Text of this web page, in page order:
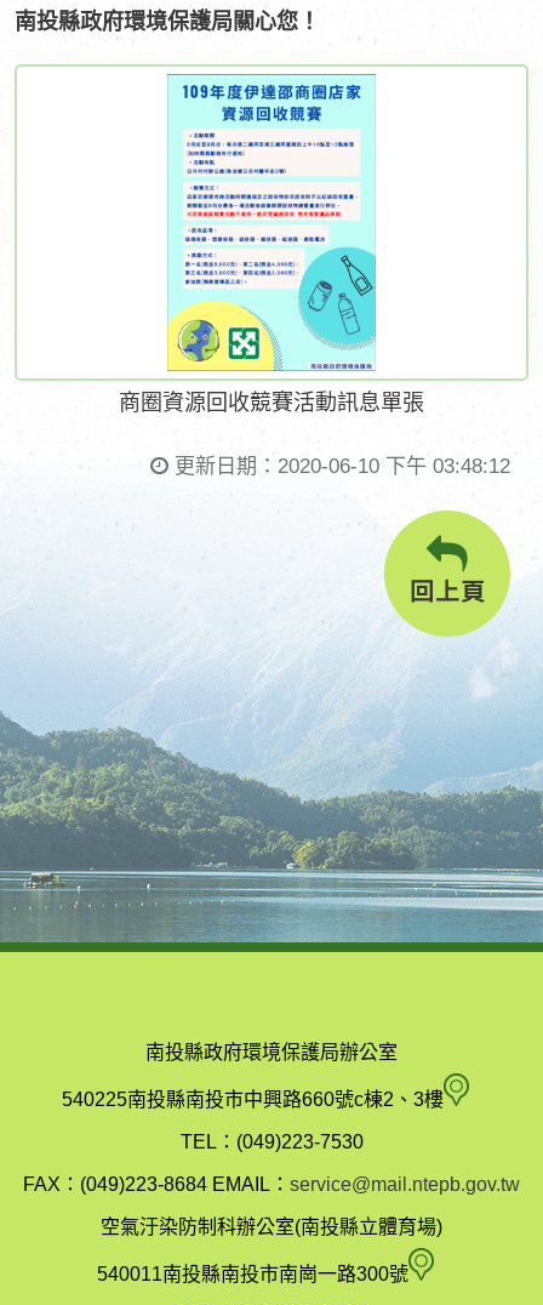
南投縣政府環境保護局關心您！
商圈資源回收競賽活動訊息單張
更新日期： 2020-06-10 下午 03:48:12
回上頁
南投縣政府環境保護局辦公室
540225南投縣南投市中興路660號c棟2、3樓 南
縣
TEL：(049)223-7530
FAX：(049)223-8684 EMAIL： service@mail.ntepb.gov.tw
空氣汙染防制科辦公室(南投縣立體育場)
540011南投縣南投市南崗一路300號 空